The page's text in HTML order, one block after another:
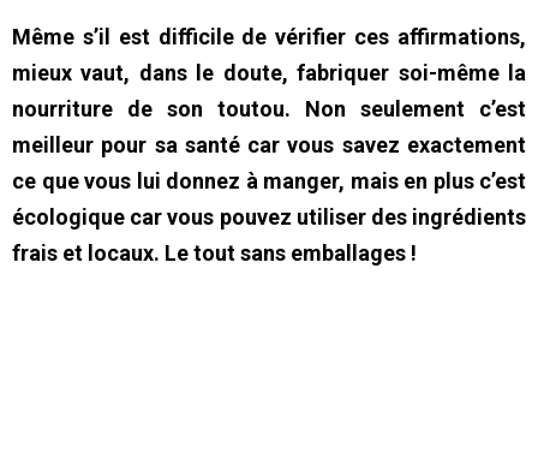
Même s’il est difficile de vérifier ces affirmations,
mieux vaut, dans le doute, fabriquer soi-même la
nourriture de son toutou. Non seulement c’est
meilleur pour sa santé car vous savez exactement
ce que vous lui donnez à manger, mais en plus c’est
écologique car vous pouvez utiliser des ingrédients
frais et locaux. Le tout sans emballages !